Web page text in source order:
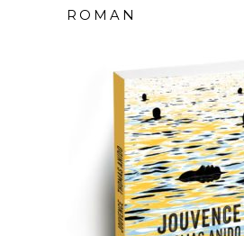
ROMAN